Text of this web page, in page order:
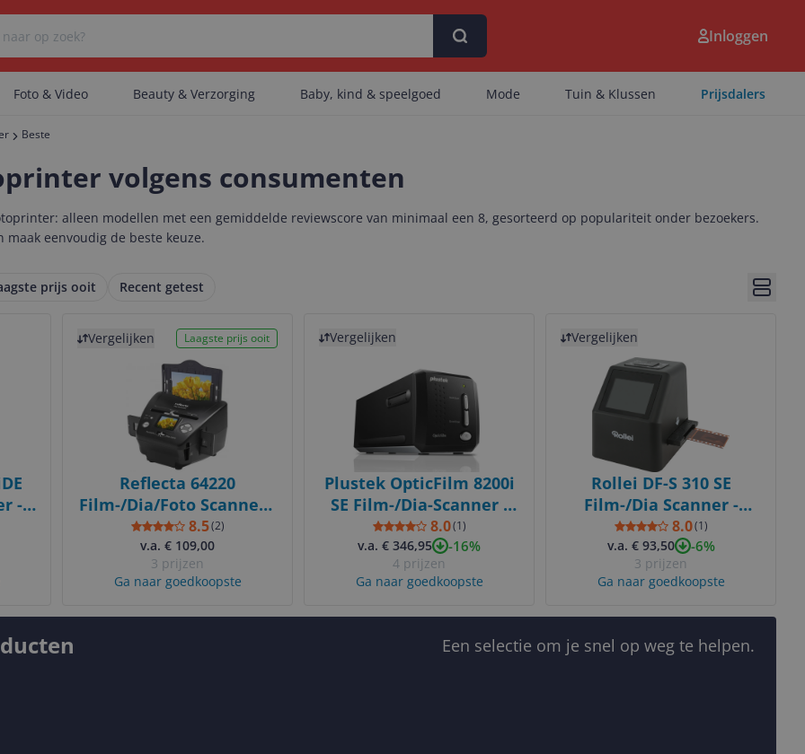
Er zijn geen categorieën gevonden.
Er zijn geen producten gevonden.
Inloggen
Foto & Video Beauty & Verzorging Baby, kind & speelgoed Mode Tuin & Klussen Prijsdalers
Beste
volgens consumenten
alleen modellen met een gemiddelde reviewscore van minimaal een 8, gesorteerd op populariteit onder bezoekers.
eenvoudig de beste keuze.
prijs ooit Recent getest
-
Vergelijken Laagste prijs ooit
Reflecta 64220
Film-/Dia/Foto Scanner -
2300 DPI - Zwart
8.5(2)
v.a. € 109,00
3 prijzen
Ga naar goedkoopste
Vergelijken
Plustek OpticFilm 8200i
SE Film-/Dia-Scanner -
7200 x 7200 DPI - Zwart
8.0(1)
v.a. € 346,95 -16%
4 prijzen
Ga naar goedkoopste
Vergelijken
Rollei DF-S 310 SE
Film-/Dia Scanner -
Zwart8.0(1)
v.a. € 93,50 -6%
3 prijzen
Ga naar goedkoopste
Een selectie om je snel op weg te helpen.